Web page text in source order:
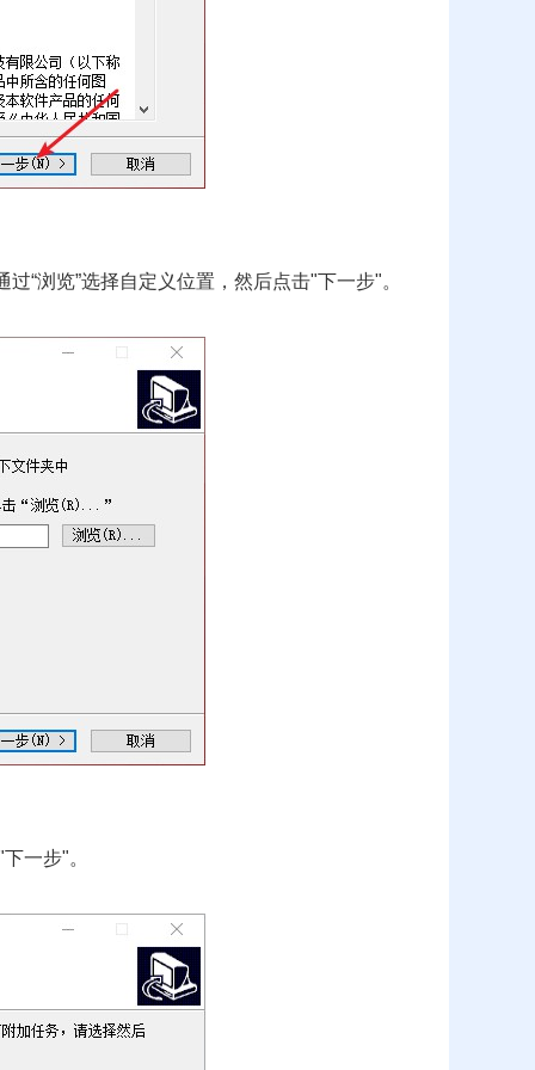
“浏览”选择自定义位置，然后点击"下一步"。
一步"。